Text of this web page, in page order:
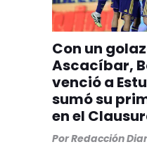
Con un
Ascacíbar,
venció a
sumó su
en el
PorRedacción